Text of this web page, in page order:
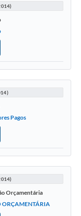
Pagos
Orçamentária
ORÇAMENTÁRIA